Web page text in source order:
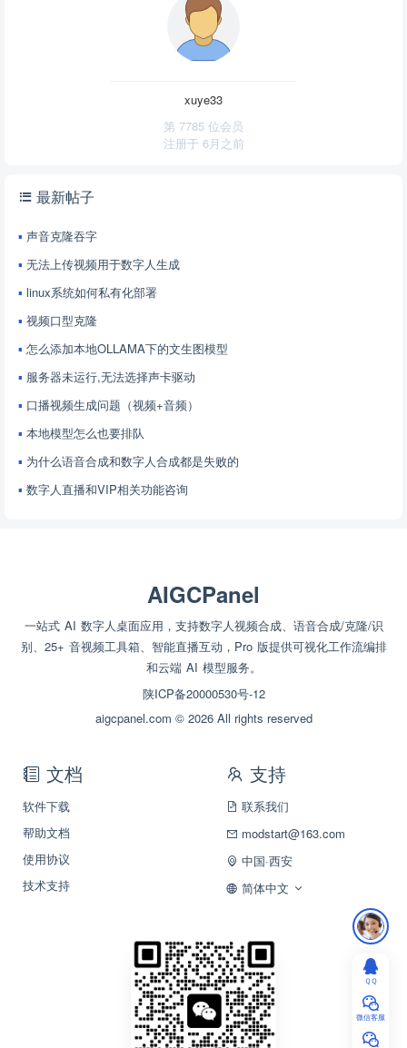
xuye33
第 7785 位会员
注册于 6月之前
最新帖子
声音克隆吞字
无法上传视频用于数字人生成
linux系统如何私有化部署
视频口型克隆
怎么添加本地OLLAMA下的文生图模型
服务器未运行,无法选择声卡驱动
口播视频生成问题（视频+音频）
本地模型怎么也要排队
为什么语音合成和数字人合成都是失败的
数字人直播和VIP相关功能咨询
AIGCPanel
一站式 AI 数字人桌面应用，支持数字人视频合成、语音合成/克隆/识
别、25+ 音视频工具箱、智能直播互动，Pro 版提供可视化工作流编排
和云端 AI 模型服务。
陕ICP备20000530号-12
aigcpanel.com © 2026 All rights reserved
文档
软件下载
帮助文档
使用协议
技术支持
支持
联系我们
modstart@163.com
中国·西安
简体中文
ＱＱ
微信客服